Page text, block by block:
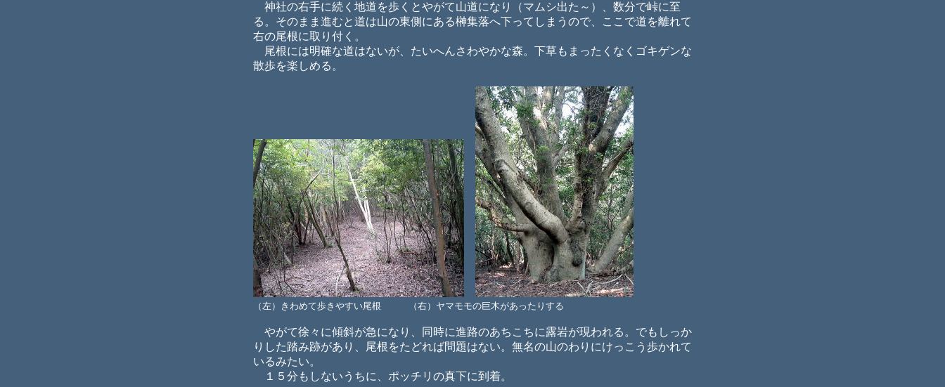
神社の右手に続く地道を歩くとやがて山道になり（マムシ出た～）、数分で峠に至
る。そのまま進むと道は山の東側にある榊集落へ下ってしまうので、ここで道を離れて
右の尾根に取り付く。
尾根には明確な道はないが、たいへんさわやかな森。下草もまったくなくゴキゲンな
散歩を楽しめる。
（左）きわめて歩きやすい尾根 （右）ヤマモモの巨木があったりする
やがて徐々に傾斜が急になり、同時に進路のあちこちに露岩が現われる。でもしっか
りした踏み跡があり、尾根をたどれば問題はない。無名の山のわりにけっこう歩かれて
いるみたい。
１５分もしないうちに、ポッチリの真下に到着。